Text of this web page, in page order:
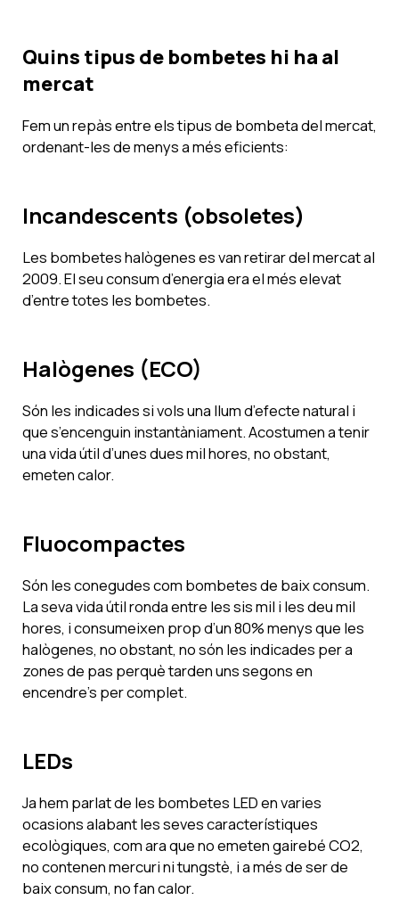
Quins tipus de bombetes hi ha al
mercat
Fem un repàs entre els tipus de bombeta del mercat,
ordenant-les de menys a més eficients:
Incandescents (obsoletes)
Les bombetes halògenes es van retirar del mercat al
2009. El seu consum d’energia era el més elevat
d’entre totes les bombetes.
Halògenes (ECO)
Són les indicades si vols una llum d’efecte natural i
que s’encenguin instantàniament. Acostumen a tenir
una vida útil d’unes dues mil hores, no obstant,
emeten calor.
Fluocompactes
Són les conegudes com bombetes de baix consum.
La seva vida útil ronda entre les sis mil i les deu mil
hores, i consumeixen prop d’un 80% menys que les
halògenes, no obstant, no són les indicades per a
zones de pas perquè tarden uns segons en
encendre’s per complet.
LEDs
Ja hem parlat de les bombetes LED en varies
ocasions alabant les seves característiques
ecològiques, com ara que no emeten gairebé CO2,
no contenen mercuri ni tungstè, i a més de ser de
baix consum, no fan calor.